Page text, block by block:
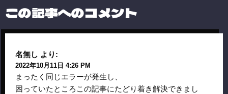
この記事へのコメント
名無し より:
2022年10月11日 4:26 PM
まったく同じエラーが発生し、
困っていたところこの記事にたどり着き解決できまし